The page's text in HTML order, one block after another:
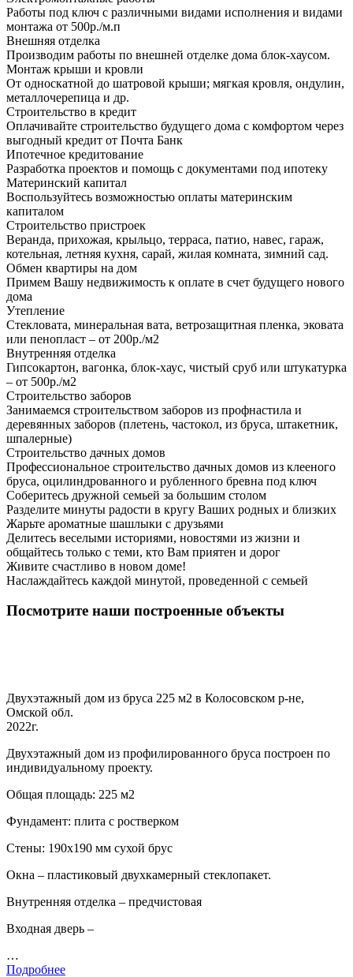
Работы под ключ с различными видами исполнения и видами
монтажа от 500р./м.п
Внешняя отделка
Производим работы по внешней отделке дома блок-хаусом.
Монтаж крыши и кровли
От односкатной до шатровой крыши; мягкая кровля, ондулин,
металлочерепица и др.
Строительство в кредит
Оплачивайте строительство будущего дома с комфортом через
выгодный кредит от Почта Банк
Ипотечное кредитование
Разработка проектов и помощь с документами под ипотеку
Материнский капитал
Воспользуйтесь возможностью оплаты материнским
капиталом
Строительство пристроек
Веранда, прихожая, крыльцо, терраса, патио, навес, гараж,
котельная, летняя кухня, сарай, жилая комната, зимний сад.
Обмен квартиры на дом
Примем Вашу недвижимость к оплате в счет будущего нового
дома
Утепление
Стекловата, минеральная вата, ветрозащитная пленка, эковата
или пенопласт – от 200р./м2
Внутренняя отделка
Гипсокартон, вагонка, блок-хаус, чистый сруб или штукатурка
– от 500р./м2
Строительство заборов
Занимаемся строительством заборов из профнастила и
деревянных заборов (плетень, частокол, из бруса, штакетник,
шпалерные)
Строительство дачных домов
Профессиональное строительство дачных домов из клееного
бруса, оцилиндрованного и рубленного бревна под ключ
Соберитесь дружной семьей за большим столом
Разделите минуты радости в кругу Ваших родных и близких
Жарьте ароматные шашлыки с друзьями
Делитесь веселыми историями, новостями из жизни и
общайтесь только с теми, кто Вам приятен и дорог
Живите счастливо в новом доме!
Наслаждайтесь каждой минутой, проведенной с семьей
Посмотрите наши построенные объекты
Двухэтажный дом из бруса 225 м2 в Колосовском р-не,
Омской обл.
2022г.
Двухэтажный дом из профилированного бруса построен по
индивидуальному проекту.
Общая площадь: 225 м2
Фундамент: плита с ростверком
Стены: 190х190 мм сухой брус
Окна – пластиковый двухкамерный стеклопакет.
Внутренняя отделка – предчистовая
Входная дверь –
…
Подробнее